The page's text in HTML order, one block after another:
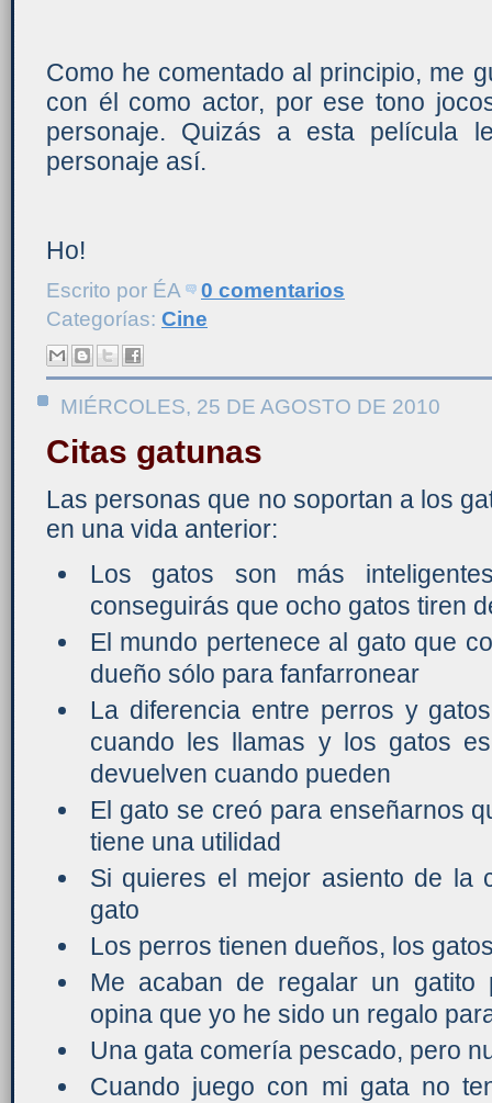
Como he comentado al principio, me
con él como actor, por ese tono
personaje. Quizás a esta película
personaje así.
Ho!
Escrito por ÉA
0 comentarios
Categorías: Cine
MIÉRCOLES, 25 DE AGOSTO DE 2010
Citas gatunas
Las personas que no soportan a los
en una vida anterior:
Los gatos son más
conseguirás que ocho gatos tiren
El mundo pertenece al gato que
dueño sólo para fanfarronear
La diferencia entre perros y
cuando les llamas y los gatos
devuelven cuando pueden
El gato se creó para enseñarnos
tiene una utilidad
Si quieres el mejor asiento de la
gato
Los perros tienen dueños, los
Me acaban de regalar un gatito
opina que yo he sido un regalo
Una gata comería pescado, pero
Cuando juego con mi gata no